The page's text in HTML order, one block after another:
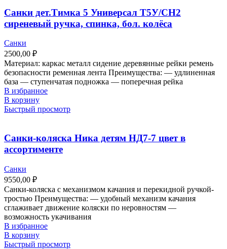
Санки дет.Тимка 5 Универсал Т5У/СН2
сиреневый ручка, спинка, бол. колёса
Санки
2500,00 ₽
Материал: каркас металл сидение деревянные рейки ремень
безопасности ременная лента Преимущества: — удлиненная
база — ступенчатая подножка — поперечная рейка
В избранное
В корзину
Быстрый просмотр
Санки-коляска Ника детям НД7-7 цвет в
ассортименте
Санки
9550,00 ₽
Санки-коляска с механизмом качания и перекидной ручкой-
тростью Преимущества: — удобный механизм качания
сглаживает движение коляски по неровностям —
возможность укачивания
В избранное
В корзину
Быстрый просмотр